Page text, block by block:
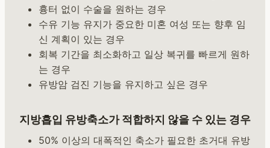
흉터 없이 수술을 원하는 경우
수유 기능 유지가 중요한 미혼 여성 또는 향후 임
신 계획이 있는 경우
회복 기간을 최소화하고 일상 복귀를 빠르게 원하
는 경우
유방암 검진 기능을 유지하고 싶은 경우
지방흡입 유방축소가 적합하지 않을 수 있는 경우
50% 이상의 대폭적인 축소가 필요한 초거대 유방